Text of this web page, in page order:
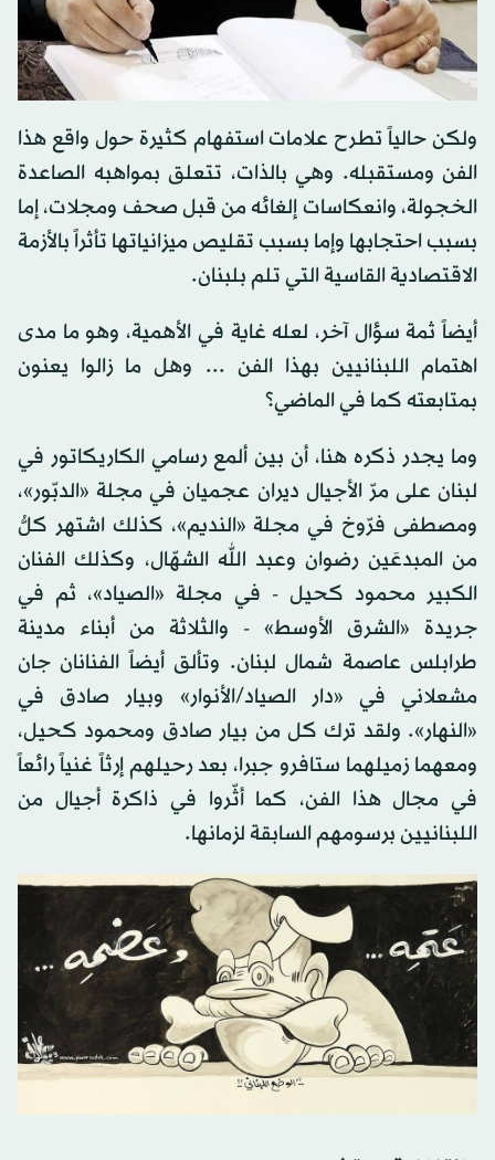
ولكن حالياً تطرح علامات استفهام كثيرة حول واقع هذا
الفن ومستقبله. وهي بالذات، تتعلق بمواهبه الصاعدة
الخجولة، وانعكاسات إلغائه من قبل صحف ومجلات، إما
بسبب احتجابها وإما بسبب تقليص ميزانياتها تأثراً بالأزمة
الاقتصادية القاسية التي تلم بلبنان.
أيضاً ثمة سؤال آخر، لعله غاية في الأهمية، وهو ما مدى
اهتمام اللبنانيين بهذا الفن ... وهل ما زالوا يعنون
بمتابعته كما في الماضي؟
وما يجدر ذكره هنا، أن بين ألمع رسامي الكاريكاتور في
لبنان على مرّ الأجيال ديران عجميان في مجلة «الدبّور»،
ومصطفى فرّوخ في مجلة «النديم»، كذلك اشتهر كلُّ
من المبدعَين رضوان وعبد الله الشهّال، وكذلك الفنان
الكبير محمود كحيل - في مجلة «الصياد»، ثم في
جريدة «الشرق الأوسط» - والثلاثة من أبناء مدينة
طرابلس عاصمة شمال لبنان. وتألق أيضاً الفنانان جان
مشعلاني في «دار الصياد/الأنوار» وبيار صادق في
«النهار». ولقد ترك كل من بيار صادق ومحمود كحيل،
ومعهما زميلهما ستافرو جبرا، بعد رحيلهم إرثاً غنياً رائعاً
في مجال هذا الفن، كما أثّروا في ذاكرة أجيال من
اللبنانيين برسومهم السابقة لزمانها.